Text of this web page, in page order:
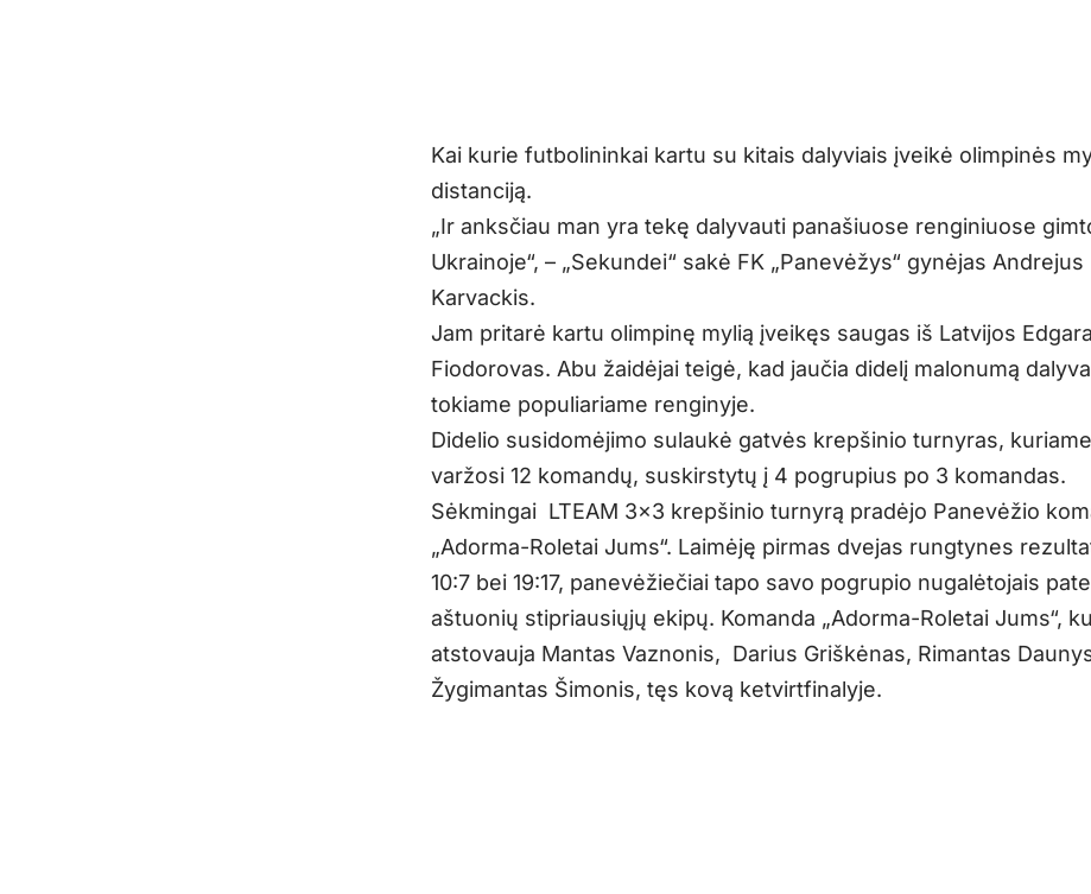
Kai kurie futbolininkai kartu su kitais dalyviais įveikė olimpinės
distanciją.
„Ir anksčiau man yra tekę dalyvauti panašiuose renginiuose
Ukrainoje“, – „Sekundei“ sakė FK „Panevėžys“ gynėjas Andrejus
Karvackis.
Jam pritarė kartu olimpinę mylią įveikęs saugas iš Latvijos
Fiodorovas. Abu žaidėjai teigė, kad jaučia didelį malonumą
tokiame populiariame renginyje.
Didelio susidomėjimo sulaukė gatvės krepšinio turnyras, kuriame
varžosi 12 komandų, suskirstytų į 4 pogrupius po 3 komandas.
Sėkmingai LTEAM 3×3 krepšinio turnyrą pradėjo Panevėžio
„Adorma-Roletai Jums“. Laimėję pirmas dvejas rungtynes
10:7 bei 19:17, panevėžiečiai tapo savo pogrupio nugalėtojais
aštuonių stipriausiųjų ekipų. Komanda „Adorma-Roletai Jums“,
atstovauja Mantas Vaznonis, Darius Griškėnas, Rimantas
Žygimantas Šimonis, tęs kovą ketvirtfinalyje.